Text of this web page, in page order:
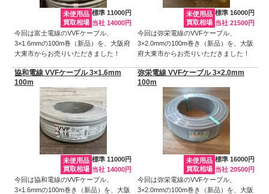
未使用品
買取相場
標準 11000円
当社 14000円
今回は富士電線のVVFケーブル、
3×1.6mmの100m巻（新品）を、大阪府
大東市からお売りいただきました！
未使用品
買取相場
標準 16000円
当社 21500円
今回は弥栄電線のVVFケーブル、
3×2.0mmの100m巻き（新品）を、大阪
府大東市からお売りいただきました！
協和電線 VVFケーブル 3×1.6mm
100m
未使用品
買取相場
標準 11000円
当社 14000円
今回は協和電線のVVFケーブル、
3×1.6mmの100m巻き（新品）を、大阪
弥栄電線 VVFケーブル 3×2.0mm
100m
未使用品
買取相場
標準 16000円
当社 20500円
今回は弥栄電線のVVFケーブル、
3×2.0mmの100m巻き（新品）を、大阪